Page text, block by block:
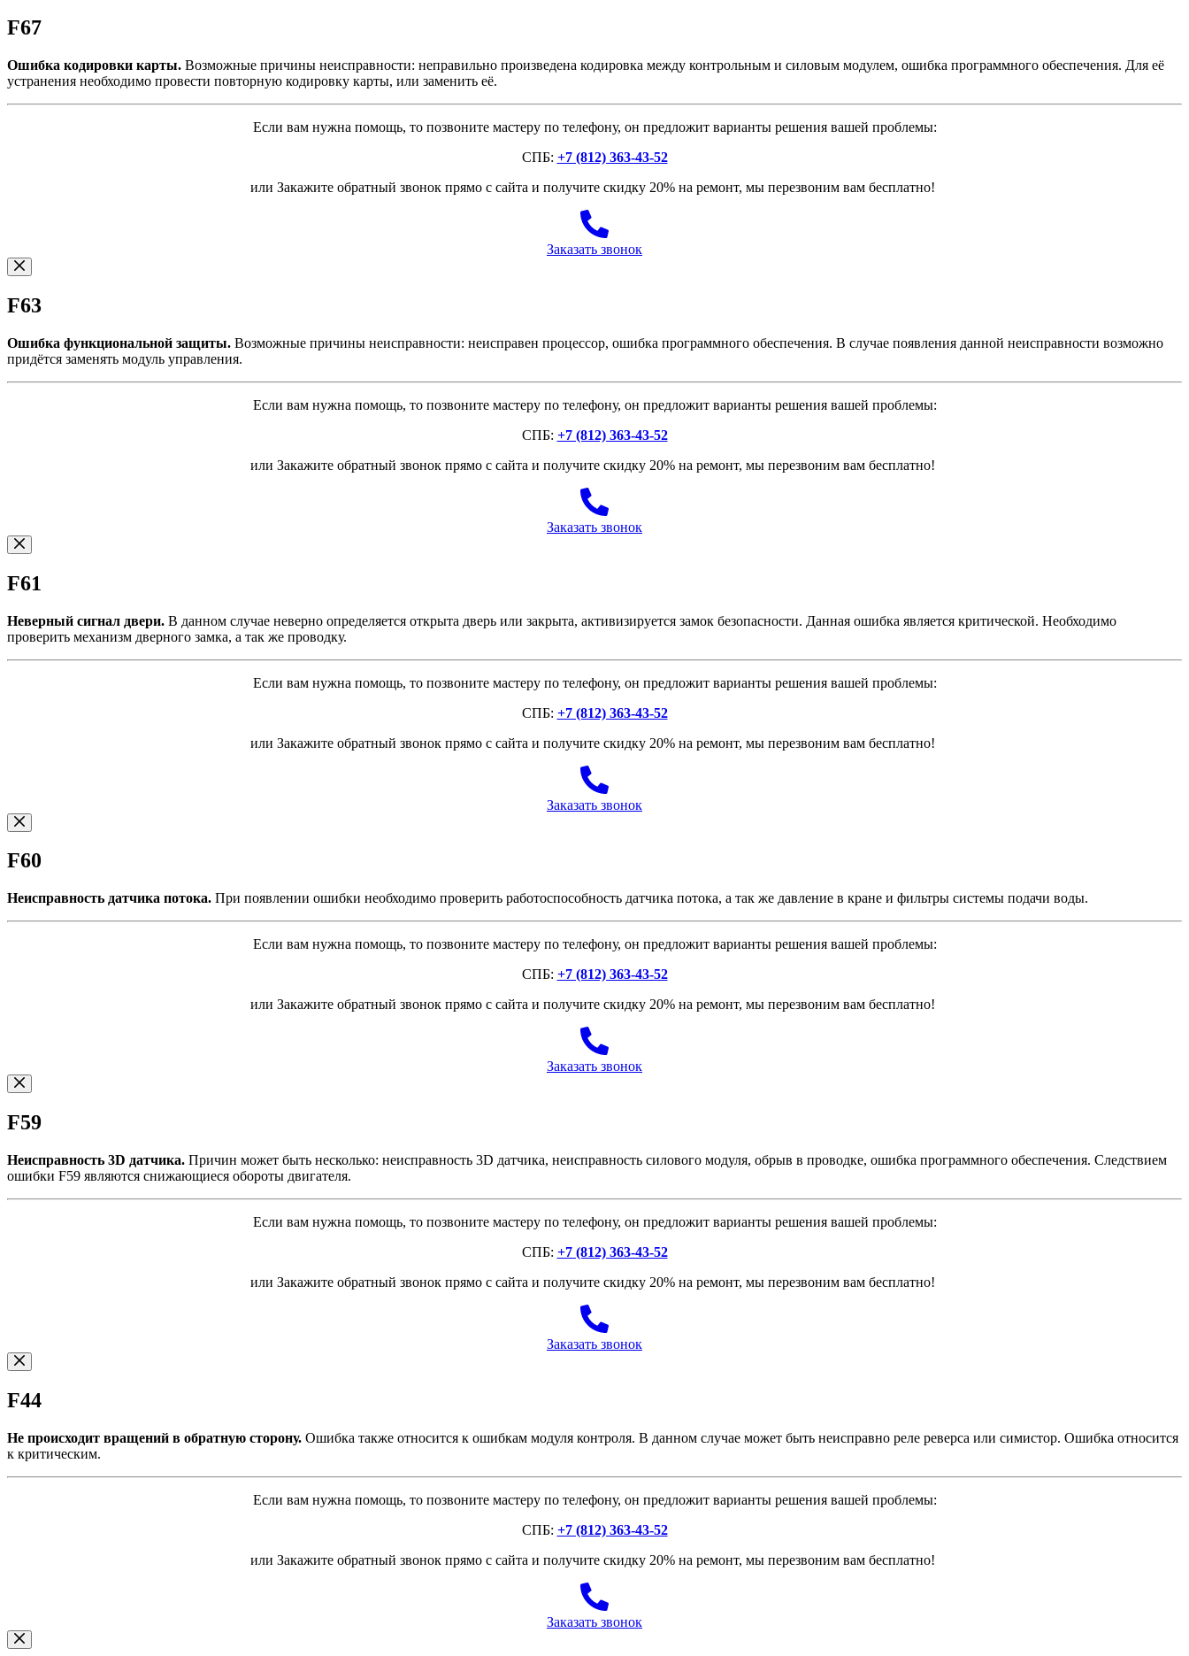
F67
Ошибка кодировки карты. Возможные причины неисправности: неправильно произведена кодировка между контрольным и силовым модулем, ошибка программного обеспечения. Для её
устранения необходимо провести повторную кодировку карты, или заменить её.
Если вам нужна помощь, то позвоните мастеру по телефону, он предложит варианты решения вашей проблемы:
СПБ: +7 (812) 363-43-52
или Закажите обратный звонок прямо с сайта и получите скидку 20% на ремонт, мы перезвоним вам бесплатно!
Заказать звонок
F63
Ошибка функциональной защиты. Возможные причины неисправности: неисправен процессор, ошибка программного обеспечения. В случае появления данной неисправности возможно
придётся заменять модуль управления.
Если вам нужна помощь, то позвоните мастеру по телефону, он предложит варианты решения вашей проблемы:
СПБ: +7 (812) 363-43-52
или Закажите обратный звонок прямо с сайта и получите скидку 20% на ремонт, мы перезвоним вам бесплатно!
Заказать звонок
F61
Неверный сигнал двери. В данном случае неверно определяется открыта дверь или закрыта, активизируется замок безопасности. Данная ошибка является критической. Необходимо
проверить механизм дверного замка, а так же проводку.
Если вам нужна помощь, то позвоните мастеру по телефону, он предложит варианты решения вашей проблемы:
СПБ: +7 (812) 363-43-52
или Закажите обратный звонок прямо с сайта и получите скидку 20% на ремонт, мы перезвоним вам бесплатно!
Заказать звонок
F60
Неисправность датчика потока. При появлении ошибки необходимо проверить работоспособность датчика потока, а так же давление в кране и фильтры системы подачи воды.
Если вам нужна помощь, то позвоните мастеру по телефону, он предложит варианты решения вашей проблемы:
СПБ: +7 (812) 363-43-52
или Закажите обратный звонок прямо с сайта и получите скидку 20% на ремонт, мы перезвоним вам бесплатно!
Заказать звонок
F59
Неисправность 3D датчика. Причин может быть несколько: неисправность 3D датчика, неисправность силового модуля, обрыв в проводке, ошибка программного обеспечения. Следствием
ошибки F59 являются снижающиеся обороты двигателя.
Если вам нужна помощь, то позвоните мастеру по телефону, он предложит варианты решения вашей проблемы:
СПБ: +7 (812) 363-43-52
или Закажите обратный звонок прямо с сайта и получите скидку 20% на ремонт, мы перезвоним вам бесплатно!
Заказать звонок
F44
Не происходит вращений в обратную сторону. Ошибка также относится к ошибкам модуля контроля. В данном случае может быть неисправно реле реверса или симистор. Ошибка относится
к критическим.
Если вам нужна помощь, то позвоните мастеру по телефону, он предложит варианты решения вашей проблемы:
СПБ: +7 (812) 363-43-52
или Закажите обратный звонок прямо с сайта и получите скидку 20% на ремонт, мы перезвоним вам бесплатно!
Заказать звонок